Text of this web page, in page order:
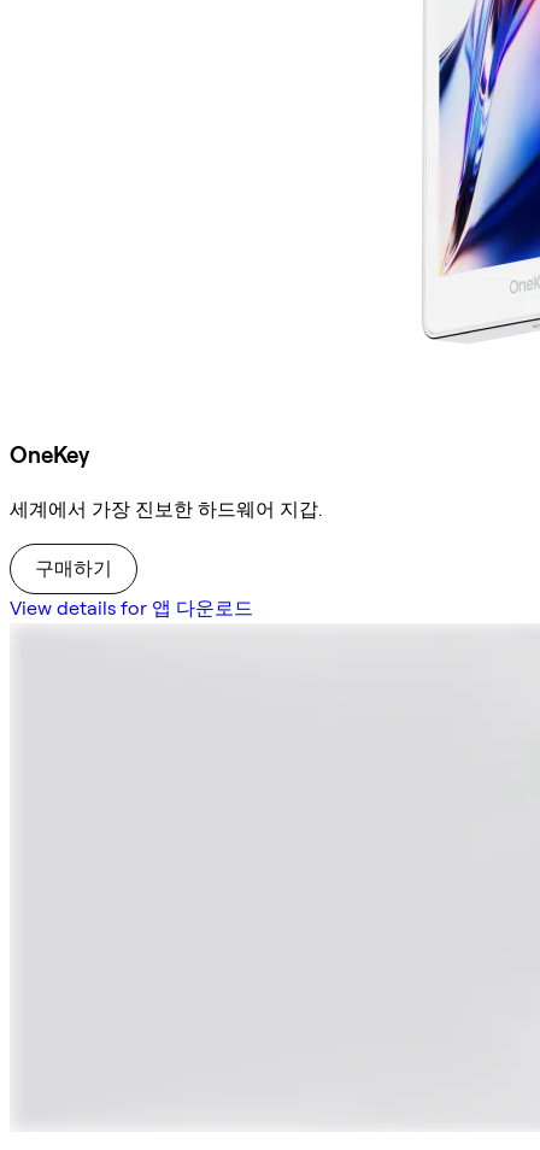
OneKey
세계에서 가장 진보한 하드웨어 지갑.
구매하기
View details for 앱 다운로드